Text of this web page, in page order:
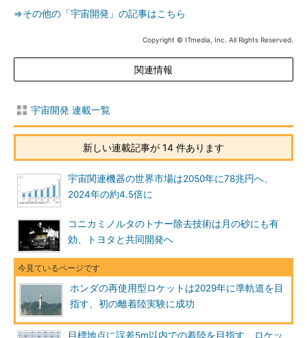
⇒その他の「宇宙開発」の記事はこちら
Copyright © ITmedia, Inc. All Rights Reserved.
関連情報
宇宙開発 連載一覧
新しい連載記事が 14 件あります
宇宙関連機器の世界市場は2050年に78兆円へ、
2024年の約4.5倍に
コニカミノルタのトナー除去技術は月の砂にも有
効、トヨタと共同開発へ
ホンダの再使用型ロケットは2029年に準軌道を目
指す、初の離着陸実験に成功
目標地点に誤差5m以内での着陸を目指す、ロケッ